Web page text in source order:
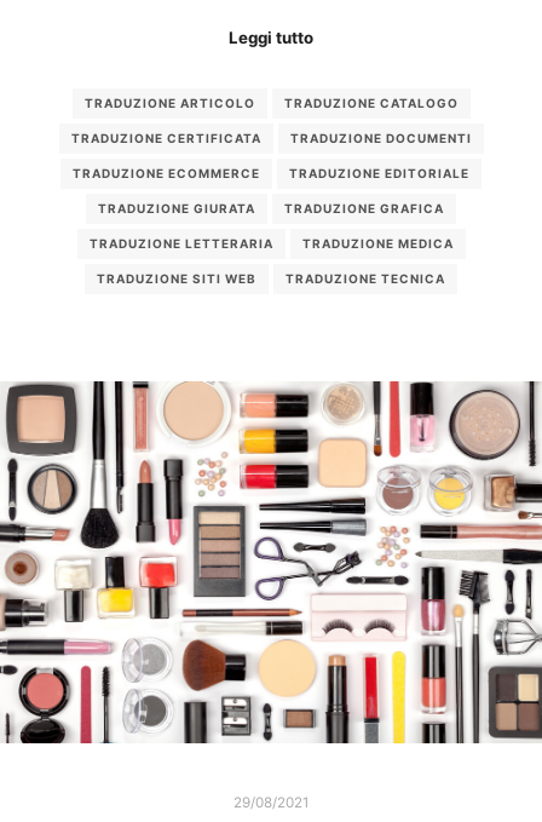
Leggi tutto
TRADUZIONE ARTICOLO TRADUZIONE CATALOGO
TRADUZIONE CERTIFICATA TRADUZIONE DOCUMENTI
TRADUZIONE ECOMMERCE TRADUZIONE EDITORIALE
TRADUZIONE GIURATA TRADUZIONE GRAFICA
TRADUZIONE LETTERARIA TRADUZIONE MEDICA
TRADUZIONE SITI WEB TRADUZIONE TECNICA
29/08/2021